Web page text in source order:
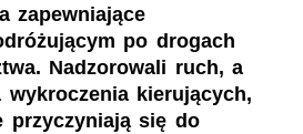
zapewniające
po drogach
Nadzorowali ruch, a
wykroczenia kierujących,
przyczyniają się do